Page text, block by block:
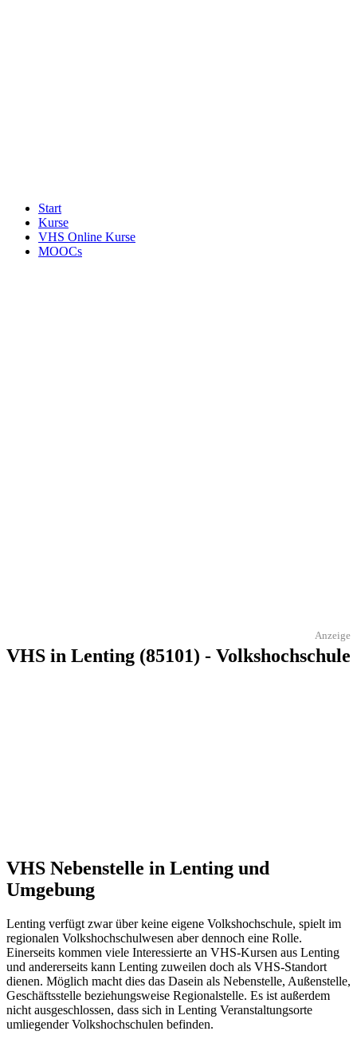
Start
Kurse
VHS Online Kurse
MOOCs
Anzeige
VHS in Lenting (85101) - Volkshochschule
VHS Nebenstelle in Lenting und
Umgebung
Lenting verfügt zwar über keine eigene Volkshochschule, spielt im
regionalen Volkshochschulwesen aber dennoch eine Rolle.
Einerseits kommen viele Interessierte an VHS-Kursen aus Lenting
und andererseits kann Lenting zuweilen doch als VHS-Standort
dienen. Möglich macht dies das Dasein als Nebenstelle, Außenstelle,
Geschäftsstelle beziehungsweise Regionalstelle. Es ist außerdem
nicht ausgeschlossen, dass sich in Lenting Veranstaltungsorte
umliegender Volkshochschulen befinden.